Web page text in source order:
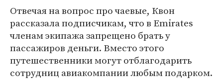
Отвечая на вопрос про чаевые, Квон
рассказала подписчикам, что в Emirates
членам экипажа запрещено брать у
пассажиров деньги. Вместо этого
путешественники могут отблагодарить
сотрудниц авиакомпании любым подарком.